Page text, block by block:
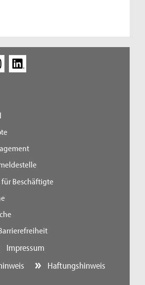
Beschäftigte
Impressum
Haftungshinweis